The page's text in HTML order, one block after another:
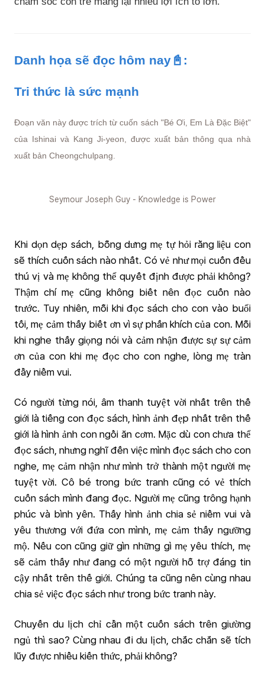
Danh họa sẽ đọc hôm nay📓:
Tri thức là sức mạnh
Đoạn văn này được trích từ cuốn sách "Bé Ơi, Em Là Đặc Biệt"
của Ishinai và Kang Ji-yeon, được xuất bản thông qua nhà
xuất bản Cheongchulpang.
Seymour Joseph Guy - Knowledge is Power
Khi dọn dẹp sách, bỗng dưng mẹ tự hỏi rằng liệu con
sẽ thích cuốn sách nào nhất. Có vẻ như mọi cuốn đều
thú vị và mẹ không thể quyết định được phải không?
Thậm chí mẹ cũng không biết nên đọc cuốn nào
trước. Tuy nhiên, mỗi khi đọc sách cho con vào buổi
tối, mẹ cảm thấy biết ơn vì sự phấn khích của con. Mỗi
khi nghe thấy giọng nói và cảm nhận được sự sự cảm
ơn của con khi mẹ đọc cho con nghe, lòng mẹ tràn
đầy niềm vui.
Có người từng nói, âm thanh tuyệt vời nhất trên thế
giới là tiếng con đọc sách, hình ảnh đẹp nhất trên thế
giới là hình ảnh con ngồi ăn cơm. Mặc dù con chưa thể
đọc sách, nhưng nghĩ đến việc mình đọc sách cho con
nghe, mẹ cảm nhận như mình trở thành một người mẹ
tuyệt vời. Cô bé trong bức tranh cũng có vẻ thích
cuốn sách mình đang đọc. Người mẹ cũng trông hạnh
phúc và bình yên. Thấy hình ảnh chia sẻ niềm vui và
yêu thương với đứa con mình, mẹ cảm thấy ngưỡng
mộ. Nếu con cũng giữ gìn những gì mẹ yêu thích, mẹ
sẽ cảm thấy như đang có một người hỗ trợ đáng tin
cậy nhất trên thế giới. Chúng ta cũng nên cùng nhau
chia sẻ việc đọc sách như trong bức tranh này.
Chuyến du lịch chỉ cần một cuốn sách trên giường
ngủ thì sao? Cùng nhau đi du lịch, chắc chắn sẽ tích
lũy được nhiều kiến thức, phải không?